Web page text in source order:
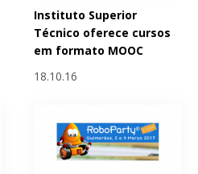
Instituto Superior
Técnico oferece cursos
em formato MOOC
18.10.16